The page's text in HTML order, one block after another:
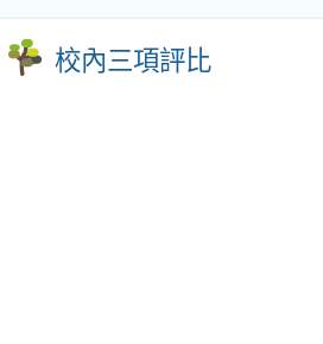
校內三項評比